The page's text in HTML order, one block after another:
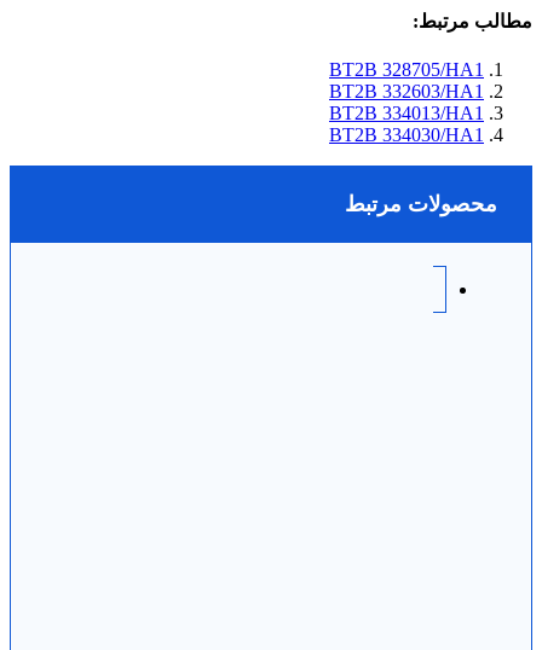
مطالب مرتبط:
BT2B 328705/HA1
BT2B 332603/HA1
BT2B 334013/HA1
BT2B 334030/HA1
محصولات مرتبط